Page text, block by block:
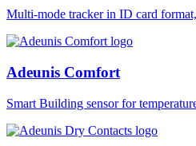
Multi-mode tracker in ID card
Adeunis Comfort
Smart Building sensor for